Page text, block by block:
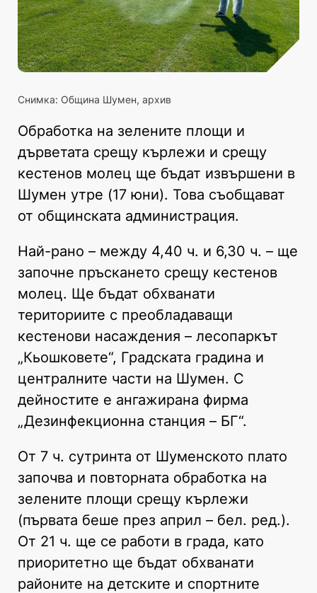
Снимка: Община Шумен, архив
Обработка на зелените площи и
дърветата срещу кърлежи и срещу
кестенов молец ще бъдат извършени в
Шумен утре (17 юни). Това съобщават
от общинската администрация.
Най-рано – между 4,40 ч. и 6,30 ч. – ще
започне пръскането срещу кестенов
молец. Ще бъдат обхванати
териториите с преобладаващи
кестенови насаждения – лесопаркът
„Кьошковете“, Градската градина и
централните части на Шумен. С
дейностите е ангажирана фирма
„Дезинфекционна станция – БГ“.
От 7 ч. сутринта от Шуменското плато
започва и повторната обработка на
зелените площи срещу кърлежи
(първата беше през април – бел. ред.).
От 21 ч. ще се работи в града, като
приоритетно ще бъдат обхванати
районите на детските и спортните